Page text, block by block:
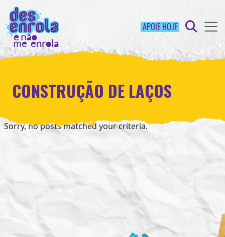
APOIE HOJE
CONSTRUÇÃO DE LAÇOS
Sorry, no posts matched your criteria.